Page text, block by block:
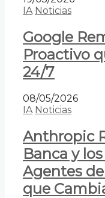
IA Noticias
Google
Proactivo
24/7
08/05/2026
IA Noticias
Anthropic
Banca y
Agentes
que